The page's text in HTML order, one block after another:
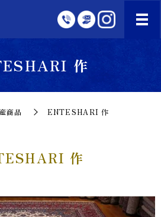
作
商品 ENTESHARI 作
作